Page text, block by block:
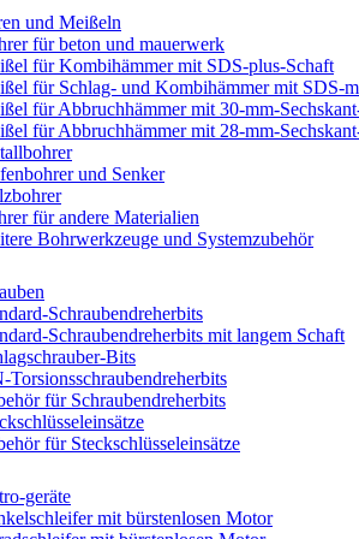
und Meißeln
für beton und mauerwerk
für Kombihämmer mit SDS-plus-Schaft
für Schlag- und Kombihämmer mit SDS-
für Abbruchhämmer mit 30-mm-
für Abbruchhämmer mit 28-mm-
und Senker
für andere Materialien
Bohrwerkzeuge und Systemzubehör
Schraubendreherbits
Schraubendreherbits mit langem Schaft
Bits
Torsionsschraubendreherbits
für Schraubendreherbits
für Steckschlüsseleinsätze
geräte
mit bürstenlosen Motor